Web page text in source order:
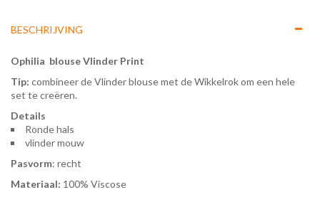
BESCHRIJVING
Ophilia blouse Vlinder Print
Tip: combineer de Vlinder blouse met de Wikkelrok om een hele
set te creëren.
Details
Ronde hals
vlinder mouw
Pasvorm: recht
Materiaal: 100% Viscose